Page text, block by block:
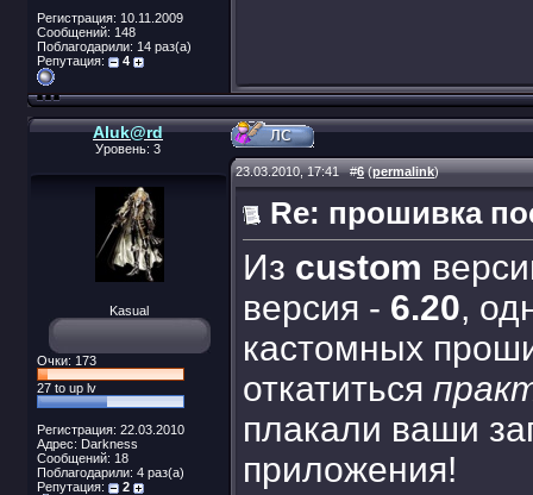
Регистрация: 10.11.2009
Сообщений: 148
Поблагодарили: 14 раз(а)
Репутация:
4
Aluk@rd
Уровень: 3
Kasual
Очки: 173
27 to up lv
Регистрация: 22.03.2010
Адрес: Darkness
Сообщений: 18
Поблагодарили: 4 раз(а)
Репутация:
2
23.03.2010, 17:41#6(permalink)
Re: прошивка
Из custom
версия - 6.20,
кастомных
откатиться
плакали ваши
приложения!